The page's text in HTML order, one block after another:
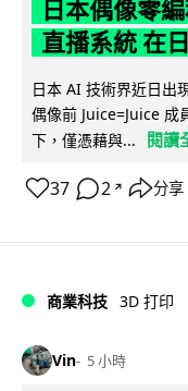
日本偶像零
直播系統 在
日本 AI 技術界近日出
偶像前 Juice=Juice 成
下，僅憑藉與...
閱讀
37 2 ↗ 分享
商業科技 3D 打印
Vin 5 小時